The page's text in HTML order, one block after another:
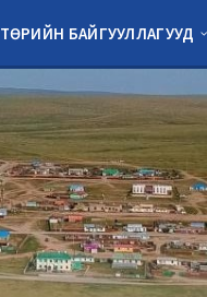
ТӨРИЙН БАЙГУУЛЛАГУУД